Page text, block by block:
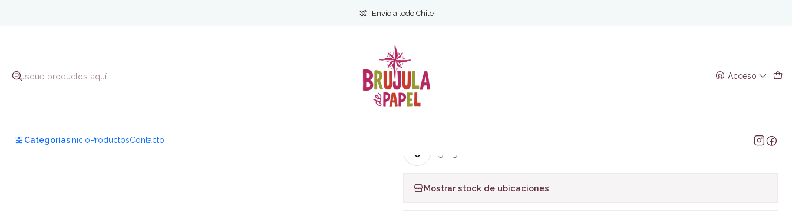
Acceso
Categorías InicioProductosContacto
Envío a todo Chile
27 PERSONAJES EN BUSCA DEL SER (eneagrama)- CLAUDIO NARANJO
27 PERSONAJES EN BUSCA DEL SER
(eneagrama)- CLAUDIO NARANJO
Agregar a la lista de favoritos
Mostrar stock de ubicaciones